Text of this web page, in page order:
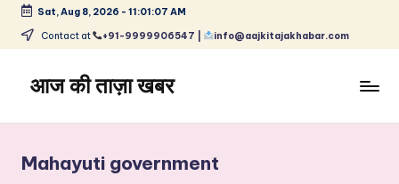
Skip
content
Sat, Aug 8, 2026 - 11:01:07 AM
Contact at +91-9999906547 | info@aajkitajakhabar.com
आज की ताज़ा खबर
ताज़ा
समाचार
Mahayuti government